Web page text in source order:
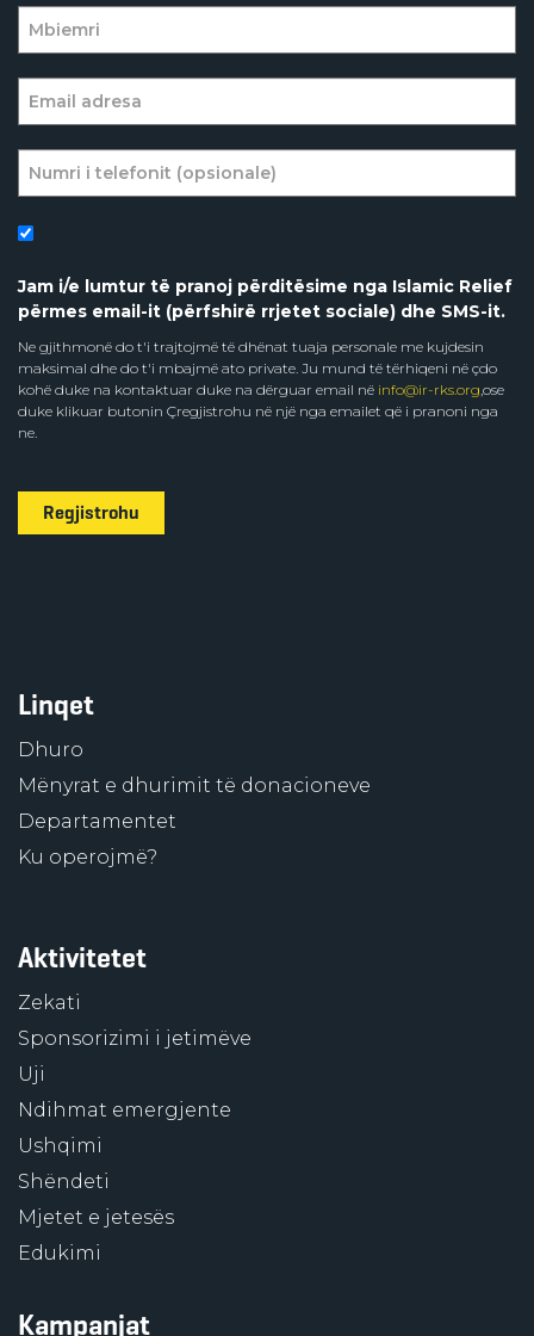
Jam i/e lumtur të pranoj përditësime nga Islamic Relief
përmes email-it (përfshirë rrjetet sociale) dhe SMS-it.
Ne gjithmonë do t'i trajtojmë të dhënat tuaja personale me kujdesin
maksimal dhe do t'i mbajmë ato private. Ju mund të tërhiqeni në çdo
kohë duke na kontaktuar duke na dërguar email në info@ir-rks.org,ose
duke klikuar butonin Çregjistrohu në një nga emailet që i pranoni nga
ne.
Regjistrohu
Linqet
Dhuro
Mënyrat e dhurimit të donacioneve
Departamentet
Ku operojmë?
Aktivitetet
Zekati
Sponsorizimi i jetimëve
Uji
Ndihmat emergjente
Ushqimi
Shëndeti
Mjetet e jetesës
Edukimi
Kampanjat